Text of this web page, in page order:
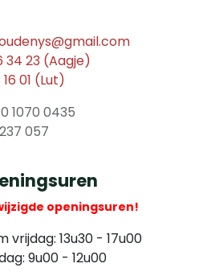
34 23 (Aagje)
01 (Lut)
1070 0435
057
openingsuren!
vrijdag: 13u30 - 17u00
9u00 - 12u00